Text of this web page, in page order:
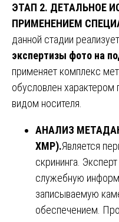
ЭТАП 2. ДЕТАЛЬНОЕ
ПРИМЕНЕНИЕМ
данной стадии
экспертизы фото на
применяет комплекс
обусловлен характером
видом носителя.
АНАЛИЗ
XMP).Является
скрининга.
служебную
записываемую
обеспечением.